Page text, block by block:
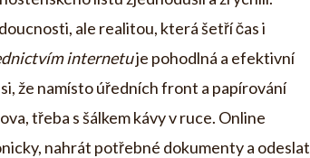
ale realitou, která šetří čas i
internetuje pohodlná a efektivní
že namísto úředních front a papírování
třeba s šálkem kávy v ruce. Online
nahrát potřebné dokumenty a odeslat